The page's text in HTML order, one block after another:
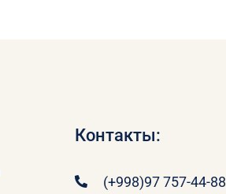
Контакты:
(+998)97 757-44-88